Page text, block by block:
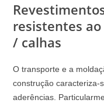
resistentes
/ calhas
O transporte e a
construção caracteriza-
aderências.